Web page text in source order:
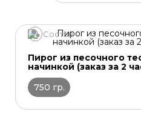
Состав
Пирог из песочного
начинкой (заказ за 2
750 гр.